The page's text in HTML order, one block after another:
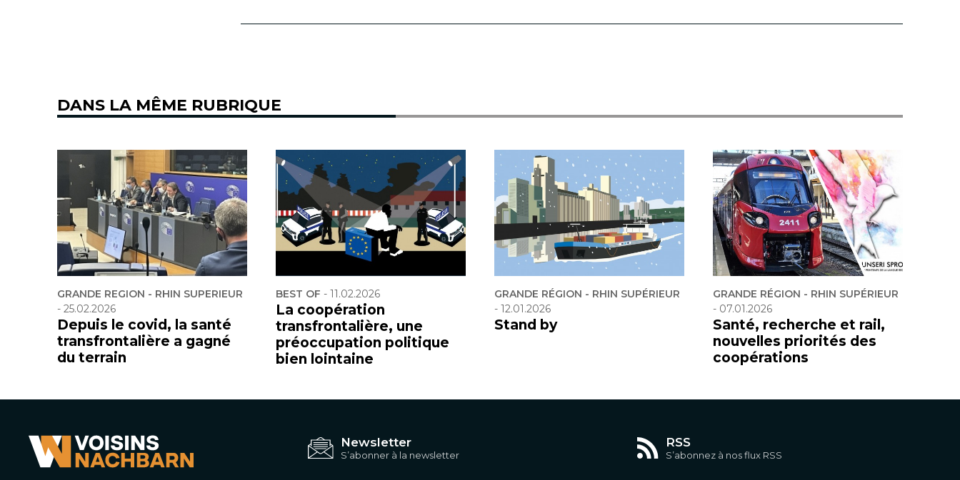
DANS LA MÊME RUBRIQUE
GRANDE REGION - RHIN SUPERIEUR
- 25.02.2026
Depuis le covid, la santé
transfrontalière a gagné
du terrain
BEST OF - 11.02.2026
La coopération
transfrontalière, une
préoccupation politique
bien lointaine
GRANDE RÉGION - RHIN SUPÉRIEUR
- 12.01.2026
Stand by
GRANDE RÉGION - RHIN SUPÉRIEUR
- 07.01.2026
Santé, recherche et rail,
nouvelles priorités des
coopérations
Newsletter
S’abonner à la newsletter
RSS
S’abonnez à nos flux RSS